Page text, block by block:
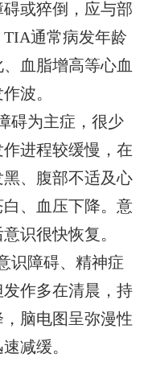
或猝倒，应与部
通常病发年龄
血脂增高等心血
波。
碍为主症，很少
进程较缓慢，在
、腹部不适及心
、血压下降。意
识很快恢复。
识障碍、精神症
作多在清晨，持
脑电图呈弥漫性
减缓。